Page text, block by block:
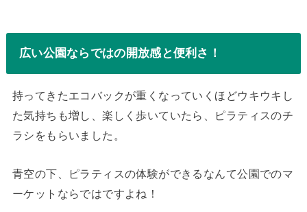
広い公園ならではの開放感と便利さ！
持ってきたエコバックが重くなっていくほどウキウキし
た気持ちも増し、楽しく歩いていたら、ピラティスのチ
ラシをもらいました。
青空の下、ピラティスの体験ができるなんて公園でのマ
ーケットならではですよね！